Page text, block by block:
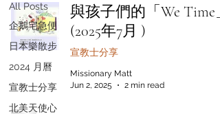
All Posts
企鵝宅急便
日本樂散步
2024 月曆
宣教士分享
北美天使心
與孩子們的「We Time
(2025年7月 )
宣教士分享
Missionary Matt
Jun 2, 2025
2 min read